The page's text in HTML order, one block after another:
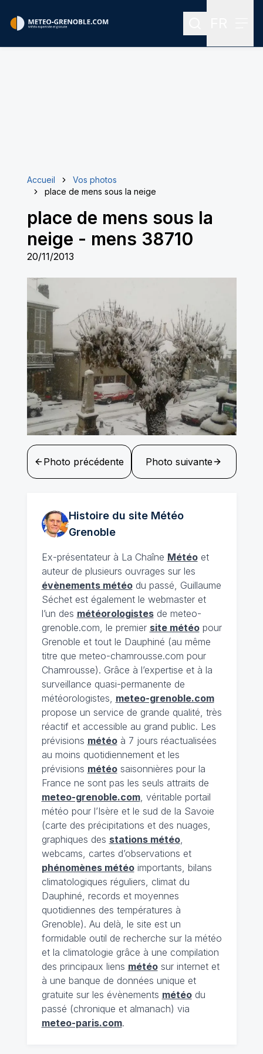
Rechercher
Accueil
Vos photos
place de mens sous la neige
place de mens sous la
neige - mens 38710
20/11/2013
Photo précédente Photo suivante
Histoire du site Météo
Grenoble
Ex-présentateur à La Chaîne Météoet
auteur de plusieurs ouvrages sur les
évènements météodu passé, Guillaume
Séchet est également le webmaster et
l’un des météorologistesde meteo-
grenoble.com, le premier site météopour
Grenoble et tout le Dauphiné (au même
titre que meteo-chamrousse.com pour
Chamrousse). Grâce à l’expertise et à la
surveillance quasi-permanente de
météorologistes, meteo-grenoble.com
propose un service de grande qualité, très
réactif et accessible au grand public. Les
prévisions météoà 7 jours réactualisées
au moins quotidiennement et les
prévisions météosaisonnières pour la
France ne sont pas les seuls attraits de
meteo-grenoble.com, véritable portail
météo pour l’Isère et le sud de la Savoie
(carte des précipitations et des nuages,
graphiques des stations météo,
webcams, cartes d’observations et
phénomènes météoimportants, bilans
climatologiques réguliers, climat du
Dauphiné, records et moyennes
quotidiennes des températures à
Grenoble). Au delà, le site est un
formidable outil de recherche sur la météo
et la climatologie grâce à une compilation
des principaux liens météosur internet et
à une banque de données unique et
gratuite sur les évènements météodu
passé (chronique et almanach) via
meteo-paris.com.